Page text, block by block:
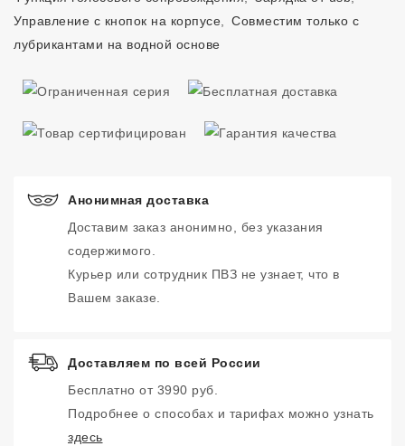
Управление с кнопок на корпусе
Совместим только с
лубрикантами на водной основе
Анонимная доставка
Доставим заказ анонимно, без указания
содержимого.
Курьер или сотрудник ПВЗ не узнает, что в
Вашем заказе.
Доставляем по всей России
Бесплатно от 3990 руб.
Подробнее о способах и тарифах можно узнать
здесь